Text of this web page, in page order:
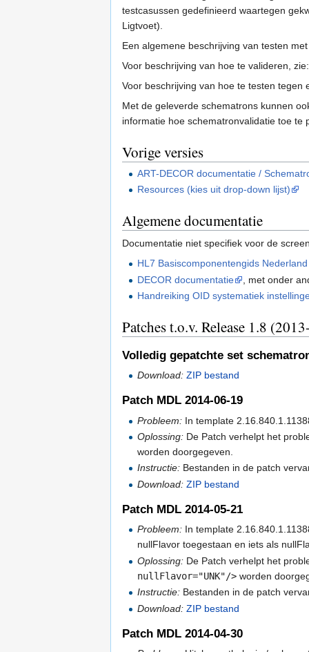
testcasussen gedefinieerd waartegen
Ligtvoet).
Een algemene beschrijving van testen
Voor beschrijving van hoe te valideren,
Voor beschrijving van hoe te testen tegen
Met de geleverde schematrons kunnen
informatie hoe schematronvalidatie toe te
Vorige versies
ART-DECOR documentatie /
Resources (kies uit drop-down lijst)
Algemene documentatie
Documentatie niet specifiek voor de
HL7 Basiscomponentengids Nederland
DECOR documentatie
, met onder
Handreiking OID systematiek
Patches t.o.v. Release 1.8
Volledig gepatchte set
Download: ZIP bestand
Patch MDL 2014-06-19
Probleem: In template
Oplossing: De Patch verhelpt het
worden doorgegeven.
Instructie: Bestanden in de patch
Download: ZIP bestand
Patch MDL 2014-05-21
Probleem: In template
nullFlavor toegestaan en iets als
Oplossing: De Patch verhelpt het
nullFlavor="UNK"/> worden
Instructie: Bestanden in de patch
Download: ZIP bestand
Patch MDL 2014-04-30